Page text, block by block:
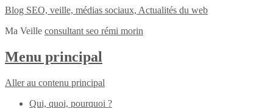
Blog SEO, veille, médias sociaux, Actualités du web
Ma Veille consultant seo rémi morin
Menu principal
Aller au contenu principal
Qui, quoi, pourquoi ?